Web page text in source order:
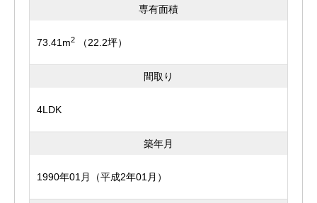
ォームするのもおすすめ。
リビングを広げて家族団らんの空間をさらにゆったりさせ
たり、床やクロスを変えるだけでもお部屋の雰囲気はぐっ
そして嬉しいポイントがもう一つ。
こちらのマンションはペット飼育も可能です！(=^・^=)
専有面積
73.41m2 （22.2坪）
間取り
4LDK
築年月
1990年01月（平成2年01月）